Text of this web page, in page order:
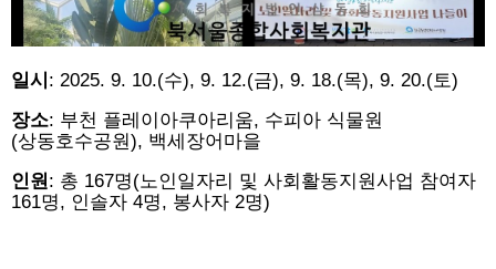
일시 : 2025. 9. 10.(수), 9. 12.(금), 9. 18.(목), 9. 20.(토)
장소: 부천 플레이아쿠아리움, 수피아 식물원
(상동호수공원), 백세장어마을
인원 : 총 167명(노인일자리 및 사회활동지원사업 참여자
161명, 인솔자 4명, 봉사자 2명)